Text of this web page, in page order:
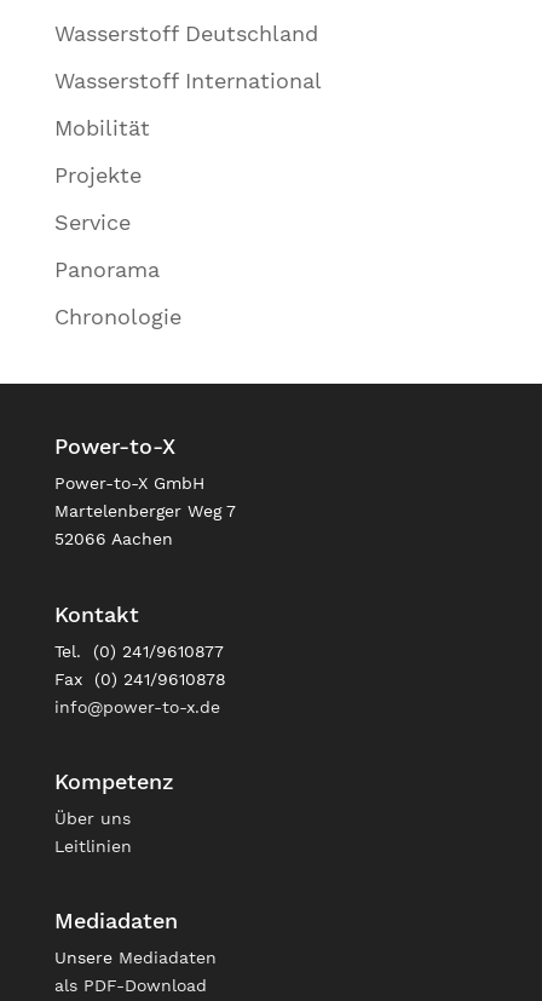
Wasserstoff Deutschland
Wasserstoff International
Mobilität
Projekte
Service
Panorama
Chronologie
Power-to-X
Power-to-X GmbH
Martelenberger Weg 7
52066 Aachen
Kontakt
Tel. (0) 241/9610877
Fax (0) 241/9610878
info@power-to-x.de
Kompetenz
Über uns
Leitlinien
Mediadaten
Unsere Mediadaten
als PDF-Download